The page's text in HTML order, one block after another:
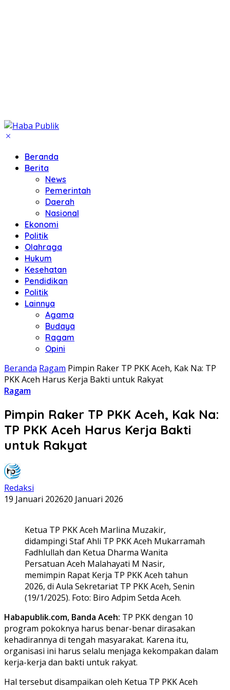
Beranda
Berita
News
Pemerintah
Daerah
Nasional
Ekonomi
Politik
Olahraga
Hukum
Kesehatan
Pendidikan
Politik
Lainnya
Agama
Budaya
Ragam
Opini
Beranda Ragam Pimpin Raker TP PKK Aceh, Kak Na: TP
PKK Aceh Harus Kerja Bakti untuk Rakyat
Ragam
Pimpin Raker TP PKK Aceh, Kak Na:
TP PKK Aceh Harus Kerja Bakti
untuk Rakyat
Redaksi
19 Januari 202620 Januari 2026
Ketua TP PKK Aceh Marlina Muzakir,
didampingi Staf Ahli TP PKK Aceh Mukarramah
Fadhlullah dan Ketua Dharma Wanita
Persatuan Aceh Malahayati M Nasir,
memimpin Rapat Kerja TP PKK Aceh tahun
2026, di Aula Sekretariat TP PKK Aceh, Senin
(19/1/2025). Foto: Biro Adpim Setda Aceh.
Habapublik.com, Banda Aceh: TP PKK dengan 10
program pokoknya harus benar-benar dirasakan
kehadirannya di tengah masyarakat. Karena itu,
organisasi ini harus selalu menjaga kekompakan dalam
kerja-kerja dan bakti untuk rakyat.
Hal tersebut disampaikan oleh Ketua TP PKK Aceh